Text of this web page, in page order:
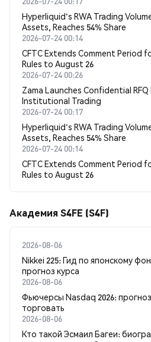
Hyperliquid's RWA Trading
Assets, Reaches 54% Share
2026-07-24 00:14
CFTC Extends Comment Period
Rules to August 26
2026-07-24 00:26
Zama Launches Confidential
Institutional Trading
2026-07-24 00:17
Hyperliquid's RWA Trading
Assets, Reaches 54% Share
2026-07-24 00:14
CFTC Extends Comment Period
Rules to August 26
Академия S4FE (S4F)
2026-08-06
Nikkei 225: Гид по японскому
прогноз курса
2026-08-06
Фьючерсы Nasdaq 2026:
торговать
2026-08-06
Кто такой Эсмаил Багеи: